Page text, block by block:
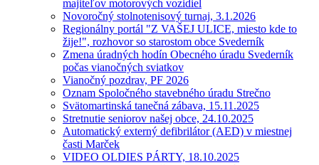
majiteľov motorových vozidiel
Novoročný stolnotenisový turnaj, 3.1.2026
Regionálny portál "Z VAŠEJ ULICE, miesto kde to
žije!", rozhovor so starostom obce Svederník
Zmena úradných hodín Obecného úradu Svederník
počas vianočných sviatkov
Vianočný pozdrav, PF 2026
Oznam Spoločného stavebného úradu Strečno
Svätomartinská tanečná zábava, 15.11.2025
Stretnutie seniorov našej obce, 24.10.2025
Automatický externý defibrilátor (AED) v miestnej
časti Marček
VIDEO OLDIES PÁRTY, 18.10.2025